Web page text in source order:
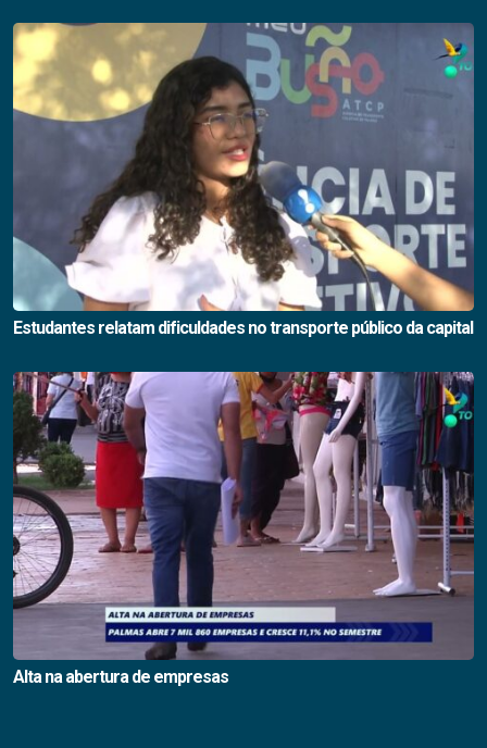
Estudantes relatam dificuldades no transporte público da capital
Alta na abertura de empresas